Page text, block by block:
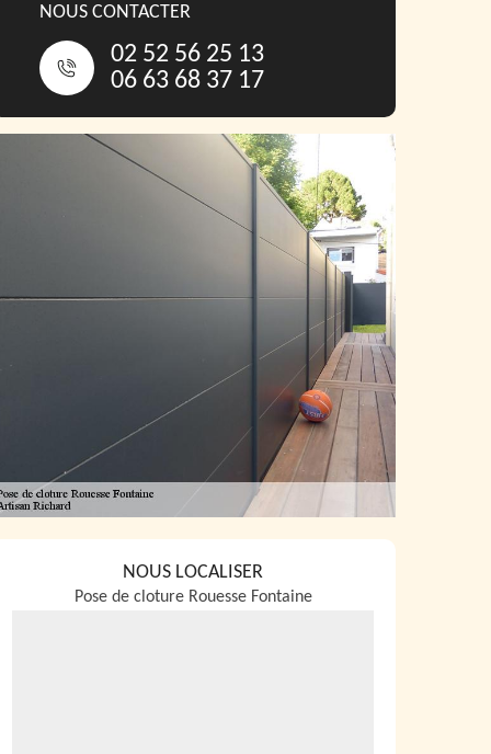
NOUS CONTACTER
02 52 56 25 13
06 63 68 37 17
NOUS LOCALISER
Pose de cloture Rouesse Fontaine